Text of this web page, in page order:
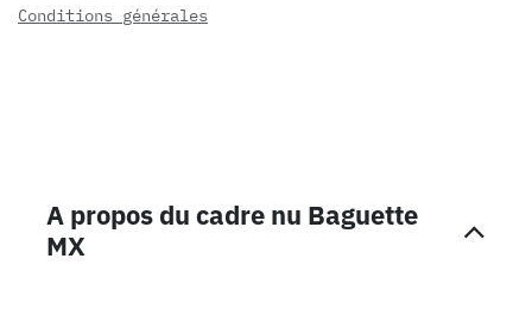
Conditions générales
A propos du cadre nu Baguette
MX